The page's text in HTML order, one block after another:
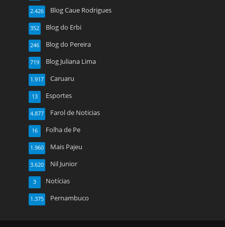
Blog Caue Rodrigues
2.426
Blog do Erbi
352
Blog do Pereira
246
Blog Juliana Lima
719
Caruaru
1.917
Esportes
13
Farol de Noticias
4.877
Folha de Pe
16
Mais Pajeu
1.960
Nil Junior
3.620
Notícias
3
Pernambuco
1.375